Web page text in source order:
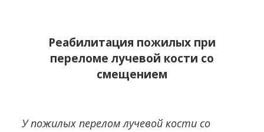
Реабилитация пожилых при
переломе лучевой кости со
смещением
У пожилых перелом лучевой кости со